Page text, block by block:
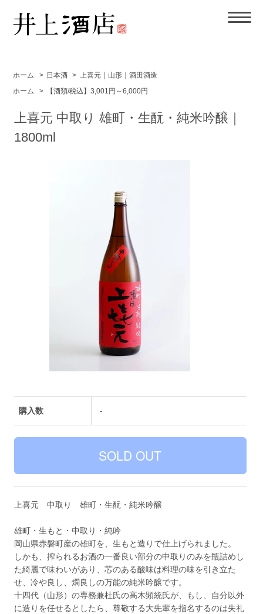
ホーム > 日本酒 > 上喜元｜山形｜酒田酒造
ホーム
> 【酒類/税込】3,001円～6,000円
上喜元 中取り 雄町・生酛・純米吟醸｜
1800ml
購入数 -
上喜元 中取り 雄町・生酛・純米吟醸
雄町・生もと・中取り・純吟
岡山県赤磐町産の雄町を、生もと造りで仕上げられました。
しかも、搾られるお酒の一番良い部分の中取りのみを瓶詰めし
た綺麗で味わいがあり、芯のある酸味は料理の味を引き立た
せ、冷や良し、燗良しの万能の純米吟醸です。
十四代（山形）の専務兼杜氏の高木顕統氏が、もし、自分以外
に造りを任せるとしたら、尊敬する大先輩を指名するのは失礼